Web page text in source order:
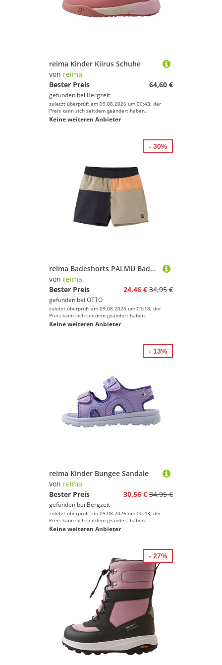
reima Kinder Kiirus Schuhe
von reima
Bester Preis
64,60 €
gefunden bei Bergzeit
zuletzt überprüft am 09.08.2026 um 00:43; der
Preis kann sich seitdem geändert haben.
Keine weiteren Anbieter
reima Badeshorts PALMU Badeshorts (1-St) bluesign®-zertifiziert, Hoher UV-Schutzfaktor 50+
von reima
Bester Preis
24,46 € 34,95 €
gefunden bei OTTO
zuletzt überprüft am 09.08.2026 um 01:18; der
Preis kann sich seitdem geändert haben.
Keine weiteren Anbieter
- 30%
reima Kinder Bungee Sandale
von reima
Bester Preis
30,56 € 34,95 €
gefunden bei Bergzeit
zuletzt überprüft am 09.08.2026 um 00:43; der
Preis kann sich seitdem geändert haben.
Keine weiteren Anbieter
- 13%
- 27%